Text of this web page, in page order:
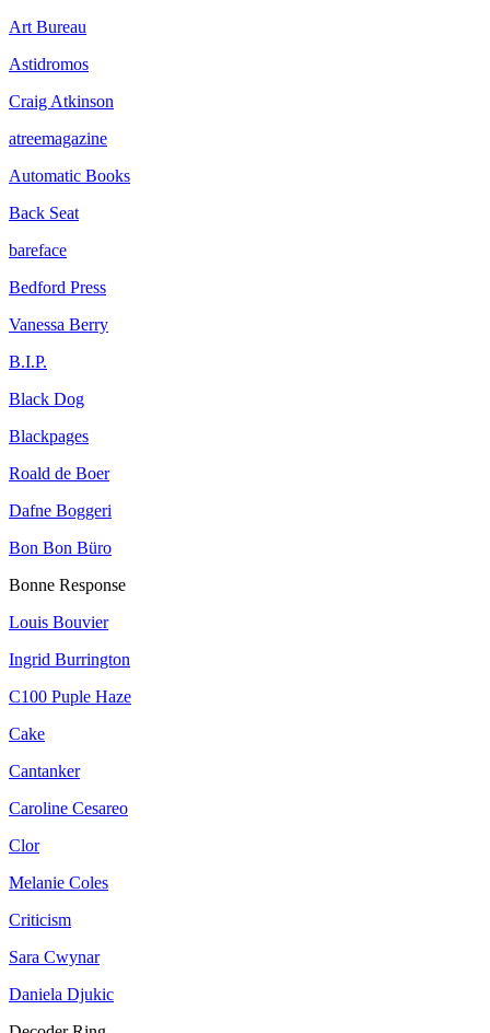
Art Bureau
Astidromos
Craig Atkinson
atreemagazine
Automatic Books
Back Seat
bareface
Bedford Press
Vanessa Berry
B.I.P.
Black Dog
Blackpages
Roald de Boer
Dafne Boggeri
Bon Bon Büro
Bonne Response
Louis Bouvier
Ingrid Burrington
C100 Puple Haze
Cake
Cantanker
Caroline Cesareo
Clor
Melanie Coles
Criticism
Sara Cwynar
Daniela Djukic